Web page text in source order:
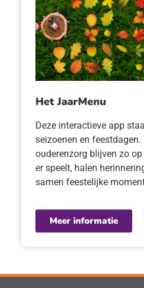
Het JaarMenu
Deze interactieve app
seizoenen en feestdagen.
ouderenzorg blijven zo
er speelt, halen
samen feestelijke
Meer informatie